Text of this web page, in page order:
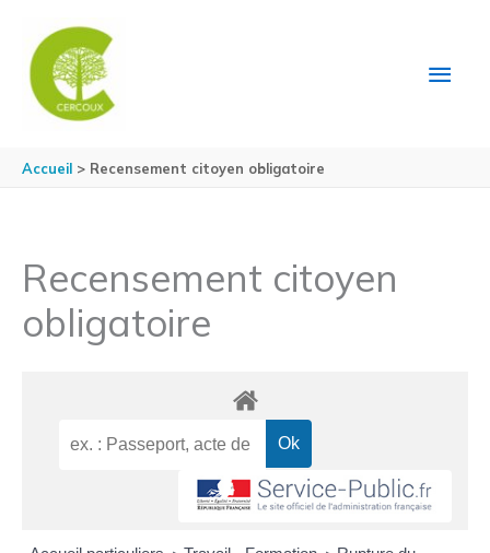
Accueil Recensement citoyen obligatoire
Recensement citoyen
obligatoire